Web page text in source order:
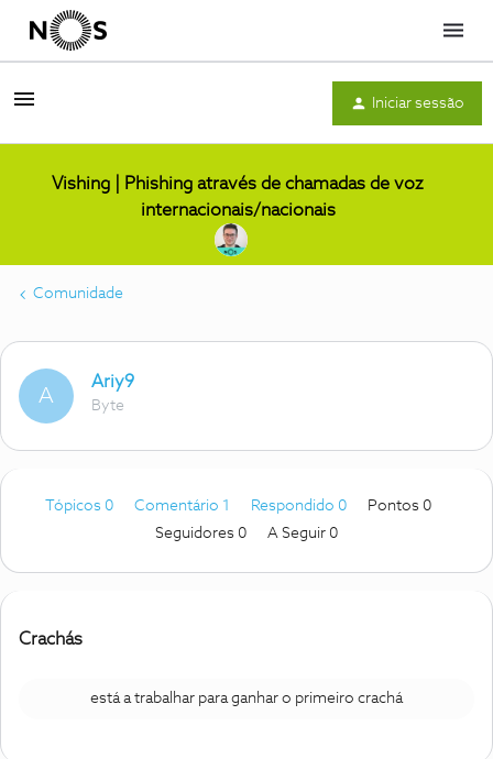
Menu
Iniciar sessão
Vishing | Phishing através de chamadas de voz
internacionais/nacionais
Comunidade
A
Ariy9
Byte
Tópicos 0 Comentário 1 Respondido 0
Pontos 0
Seguidores 0 A Seguir 0
Crachás
está a trabalhar para ganhar o primeiro crachá